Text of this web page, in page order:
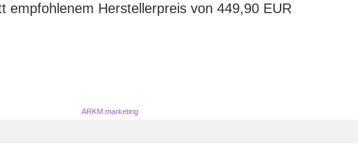
empfohlenem Herstellerpreis von 449,90 EUR
ARKM.marketing